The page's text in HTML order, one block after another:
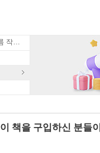
뮤지컬 〈휴남동 서점〉X 황보름 작가 북토크
이 책을 구입하신 분들이